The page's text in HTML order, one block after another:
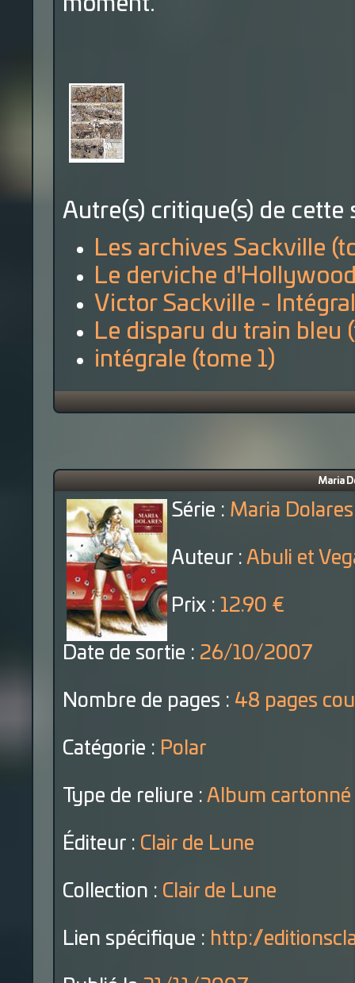
Autre(s) critique(s) de cette
Les archives Sackville
Le derviche
Victor Sackville -
Le disparu du train bleu
intégrale (tome 1)
Maria
Série : Maria Dolares
Auteur : Abuli et
Prix : 12.90 €
Date de sortie : 26/10/2007
Nombre de pages : 48 pages
Catégorie : Polar
Type de reliure : Album cartonné
Éditeur : Clair de Lune
Collection : Clair de Lune
Lien spécifique : http://